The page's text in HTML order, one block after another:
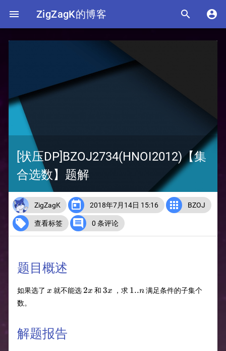
 ZigZagK的博客  
[状压DP]BZOJ2734(HNOI2012)【集
合选数】题解
ZigZagK  2018年7月14日 15:16  BZOJ
 查看标签  0 条评论
题目概述
如果选了 x
x 就不能选2x
2x 和 3x
3x ，求 1..n
1..n满足条件的子集个
数。
解题报告